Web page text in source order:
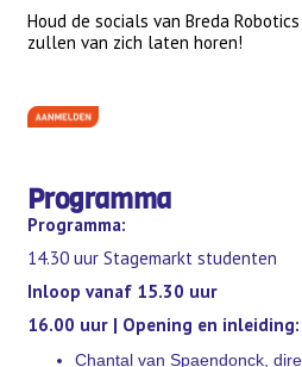
Houd de socials van Breda
zullen van zich laten horen!
Programma
Programma:
14.30 uur Stagemarkt studenten
Inloop vanaf 15.30 uur
16.00 uur | Opening en
Chantal van Spaendonck,